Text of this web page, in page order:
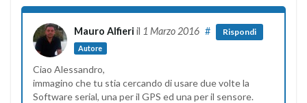
Mauro Alfieri il 1 Marzo 2016
Autore
# Rispondi
Ciao Alessandro,
immagino che tu stia cercando di usare due volte la
Software serial, una per il GPS ed una per il sensore.